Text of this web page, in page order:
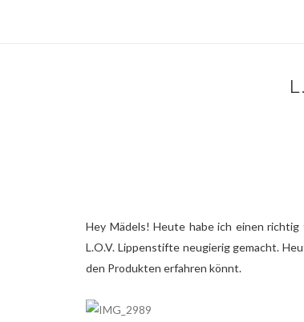
Hey Mädels! Heute habe ich einen
L.O.V. Lippenstifte neugierig gemacht.
den Produkten erfahren könnt.